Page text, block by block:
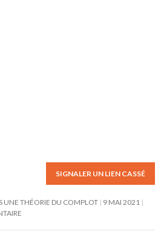
SIGNALER UN LIEN CASSÉ
UNE THÉORIE DU COMPLOT 9 MAI 2021